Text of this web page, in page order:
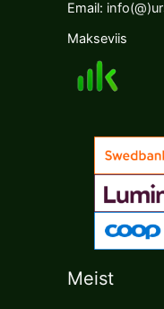
Email:
Makseviis
Meist